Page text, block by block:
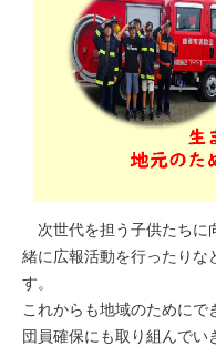
次世代を担う子供たちに
緒に広報活動を行ったりな
す。
これからも地域のために
団員確保にも取り組んでい